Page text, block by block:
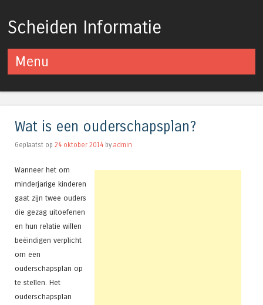
Scheiden Informatie
Menu
Wat is een ouderschapsplan?
Geplaatst op 24 oktober 2014 by admin
Wanneer het om
minderjarige kinderen
gaat zijn twee ouders
die gezag uitoefenen
en hun relatie willen
beëindigen verplicht
om een
ouderschapsplan op
te stellen. Het
ouderschapsplan